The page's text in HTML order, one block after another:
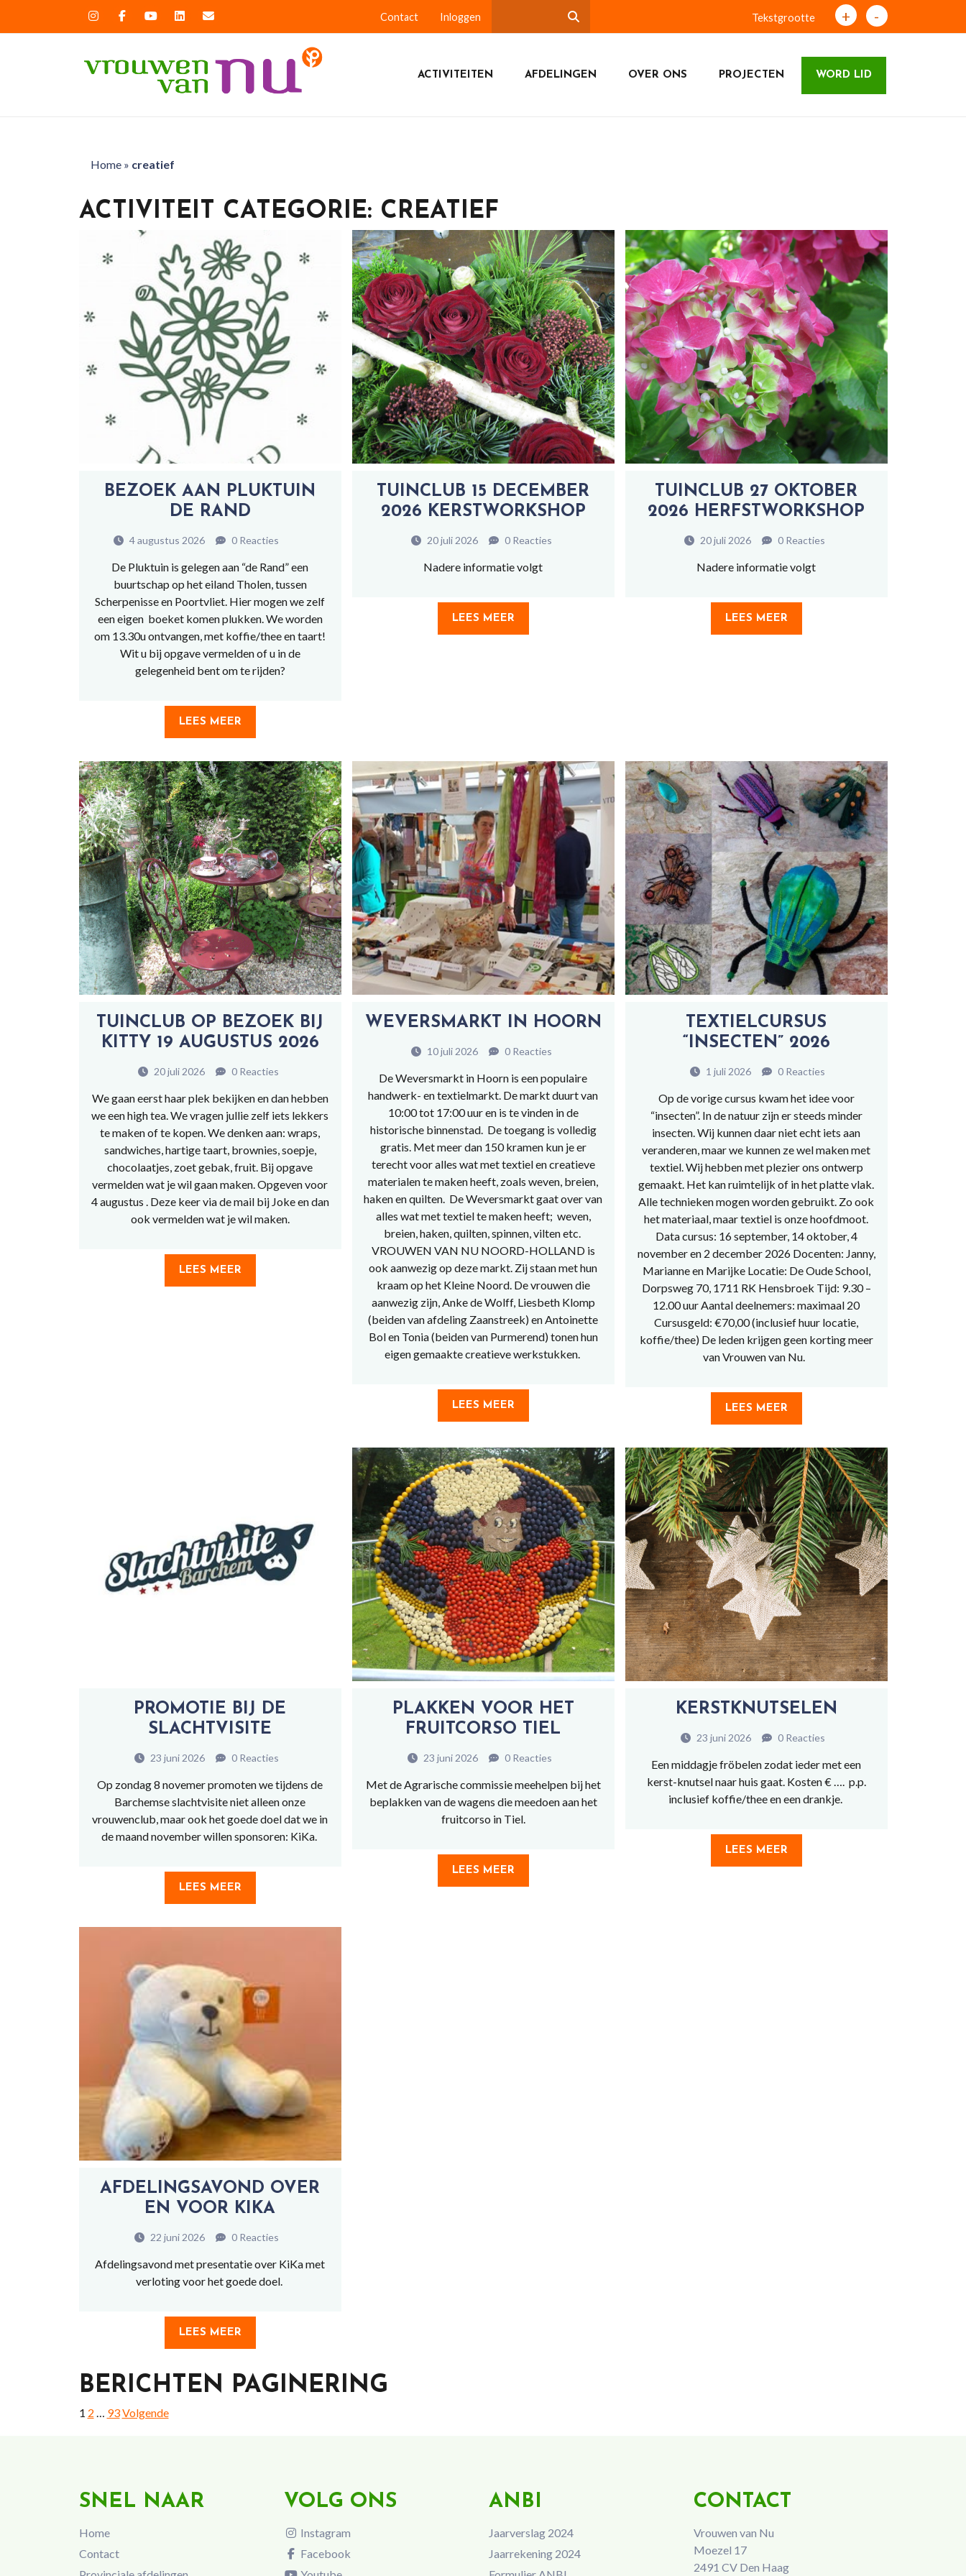
Contact Inloggen Tekstgrootte + -
ACTIVITEITEN AFDELINGEN OVER ONS PROJECTEN WORD LID
Home» creatief
ACTIVITEIT CATEGORIE: CREATIEF
BEZOEK AAN PLUKTUIN
DE RAND
4 augustus 2026 0 Reacties
De Pluktuin is gelegen aan “de Rand” een
buurtschap op het eiland Tholen, tussen
Scherpenisse en Poortvliet. Hier mogen we zelf
een eigen boeket komen plukken. We worden
om 13.30u ontvangen, met koffie/thee en taart!
Wit u bij opgave vermelden of u in de
gelegenheid bent om te rijden?
LEES MEER
TUINCLUB 15 DECEMBER
2026 KERSTWORKSHOP
20 juli 2026 0 Reacties
Nadere informatie volgt
LEES MEER
TUINCLUB 27 OKTOBER
2026 HERFSTWORKSHOP
20 juli 2026 0 Reacties
Nadere informatie volgt
LEES MEER
TUINCLUB OP BEZOEK BIJ
KITTY 19 AUGUSTUS 2026
20 juli 2026 0 Reacties
We gaan eerst haar plek bekijken en dan hebben
we een high tea. We vragen jullie zelf iets lekkers
te maken of te kopen. We denken aan: wraps,
sandwiches, hartige taart, brownies, soepje,
chocolaatjes, zoet gebak, fruit. Bij opgave
vermelden wat je wil gaan maken. Opgeven voor
4 augustus . Deze keer via de mail bij Joke en dan
ook vermelden wat je wil maken.
LEES MEER
WEVERSMARKT IN HOORN
10 juli 2026 0 Reacties
De Weversmarkt in Hoorn is een populaire
handwerk- en textielmarkt. De markt duurt van
10:00 tot 17:00 uur en is te vinden in de
historische binnenstad. De toegang is volledig
gratis. Met meer dan 150 kramen kun je er
terecht voor alles wat met textiel en creatieve
materialen te maken heeft, zoals weven, breien,
haken en quilten. De Weversmarkt gaat over van
alles wat met textiel te maken heeft; weven,
breien, haken, quilten, spinnen, vilten etc.
VROUWEN VAN NU NOORD-HOLLAND is
ook aanwezig op deze markt. Zij staan met hun
kraam op het Kleine Noord. De vrouwen die
aanwezig zijn, Anke de Wolff, Liesbeth Klomp
(beiden van afdeling Zaanstreek) en Antoinette
Bol en Tonia (beiden van Purmerend) tonen hun
eigen gemaakte creatieve werkstukken.
LEES MEER
TEXTIELCURSUS
“INSECTEN” 2026
1 juli 2026 0 Reacties
Op de vorige cursus kwam het idee voor
“insecten”. In de natuur zijn er steeds minder
insecten. Wij kunnen daar niet echt iets aan
veranderen, maar we kunnen ze wel maken met
textiel. Wij hebben met plezier ons ontwerp
gemaakt. Het kan ruimtelijk of in het platte vlak.
Alle technieken mogen worden gebruikt. Zo ook
het materiaal, maar textiel is onze hoofdmoot.
Data cursus: 16 september, 14 oktober, 4
november en 2 december 2026 Docenten: Janny,
Marianne en Marijke Locatie: De Oude School,
Dorpsweg 70, 1711 RK Hensbroek Tijd: 9.30 –
12.00 uur Aantal deelnemers: maximaal 20
Cursusgeld: €70,00 (inclusief huur locatie,
koffie/thee) De leden krijgen geen korting meer
van Vrouwen van Nu.
LEES MEER
PROMOTIE BIJ DE
SLACHTVISITE
23 juni 2026 0 Reacties
Op zondag 8 novemer promoten we tijdens de
Barchemse slachtvisite niet alleen onze
vrouwenclub, maar ook het goede doel dat we in
de maand november willen sponsoren: KiKa.
LEES MEER
PLAKKEN VOOR HET
FRUITCORSO TIEL
23 juni 2026 0 Reacties
Met de Agrarische commissie meehelpen bij het
beplakken van de wagens die meedoen aan het
fruitcorso in Tiel.
LEES MEER
KERSTKNUTSELEN
23 juni 2026 0 Reacties
Een middagje fröbelen zodat ieder met een
kerst-knutsel naar huis gaat. Kosten € …. p.p.
inclusief koffie/thee en een drankje.
LEES MEER
AFDELINGSAVOND OVER
EN VOOR KIKA
22 juni 2026 0 Reacties
Afdelingsavond met presentatie over KiKa met
verloting voor het goede doel.
LEES MEER
BERICHTEN PAGINERING
1 2 … 93Volgende
SNEL NAAR
Home
Contact
VOLG ONS
Instagram
Facebook
ANBI
Jaarverslag 2024
Jaarrekening 2024
CONTACT
Vrouwen van Nu
Moezel 17
2491 CV Den Haag